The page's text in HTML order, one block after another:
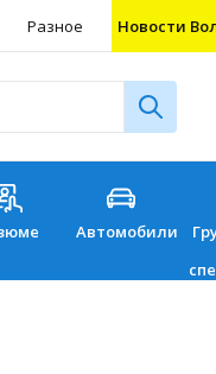
Разное Новости
Автомобили